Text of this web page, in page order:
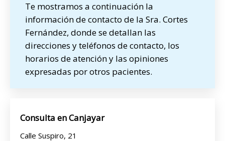
Te mostramos a continuación la
información de contacto de la Sra. Cortes
Fernández, donde se detallan las
direcciones y teléfonos de contacto, los
horarios de atención y las opiniones
expresadas por otros pacientes.
Consulta en Canjayar
Calle Suspiro, 21